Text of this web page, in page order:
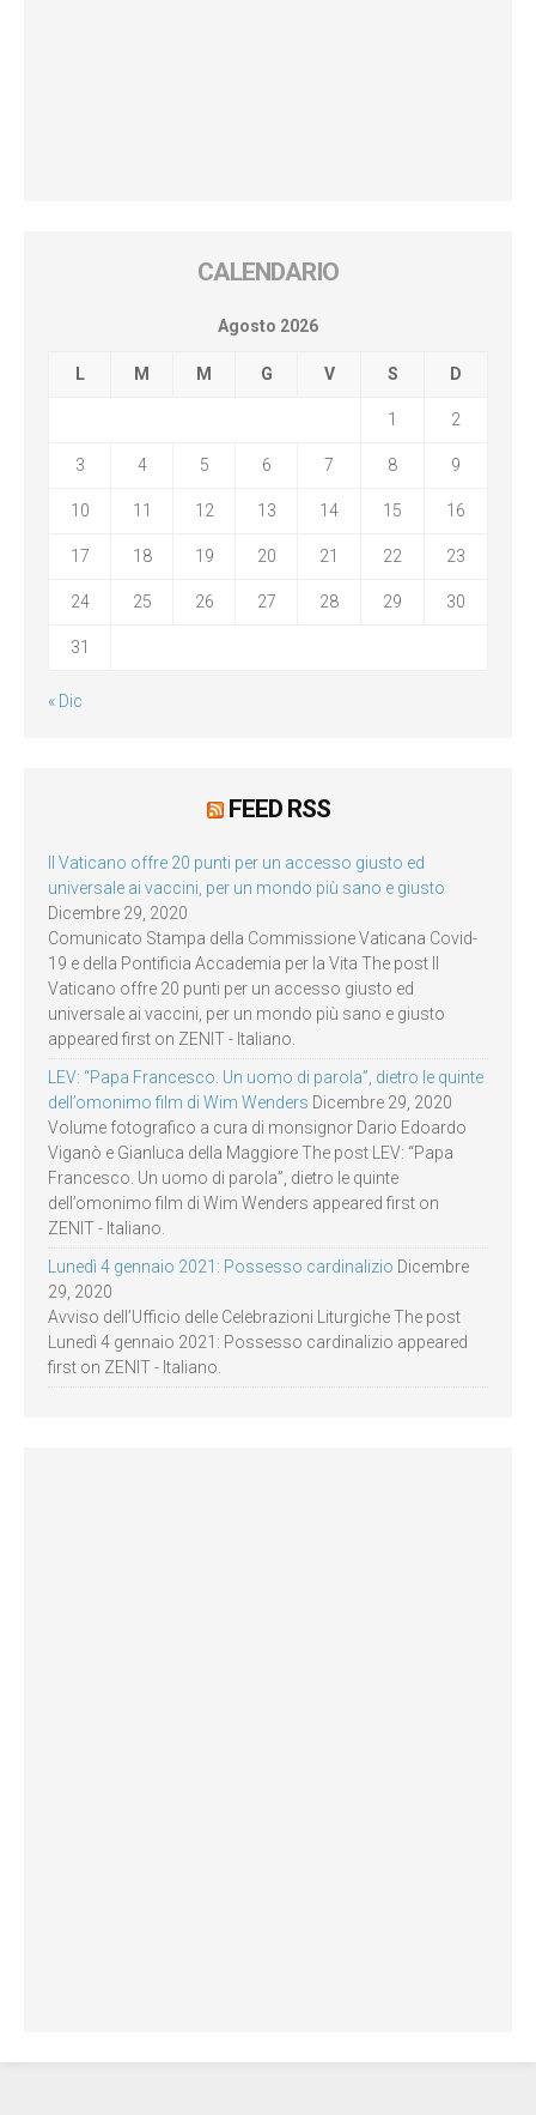
CALENDARIO
Agosto 2026
L M M G V S D
1 2
3 4 5 6 7 8 9
10 11 12 13 14 15 16
17 18 19 20 21 22 23
24 25 26 27 28 29 30
31
« Dic
FEED RSS
Il Vaticano offre 20 punti per un accesso giusto ed
universale ai vaccini, per un mondo più sano e giusto
Dicembre 29, 2020
Comunicato Stampa della Commissione Vaticana Covid-
19 e della Pontificia Accademia per la Vita The post Il
Vaticano offre 20 punti per un accesso giusto ed
universale ai vaccini, per un mondo più sano e giusto
appeared first on ZENIT - Italiano.
LEV: “Papa Francesco. Un uomo di parola”, dietro le quinte
dell’omonimo film di Wim Wenders Dicembre 29, 2020
Volume fotografico a cura di monsignor Dario Edoardo
Viganò e Gianluca della Maggiore The post LEV: “Papa
Francesco. Un uomo di parola”, dietro le quinte
dell’omonimo film di Wim Wenders appeared first on
ZENIT - Italiano.
Lunedì 4 gennaio 2021: Possesso cardinalizio Dicembre
29, 2020
Avviso dell’Ufficio delle Celebrazioni Liturgiche The post
Lunedì 4 gennaio 2021: Possesso cardinalizio appeared
first on ZENIT - Italiano.